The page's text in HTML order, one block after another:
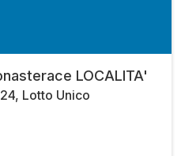
LOCALITA'
Lotto Unico